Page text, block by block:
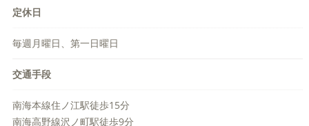
定休日
毎週月曜日、第一日曜日
交通手段
南海本線住ノ江駅徒歩15分
南海高野線沢ノ町駅徒歩9分